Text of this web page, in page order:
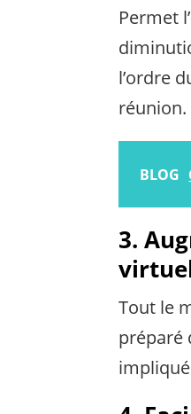
Permet l’
l’ordre
réunion.
BLOG
3.
Tout le
préparé